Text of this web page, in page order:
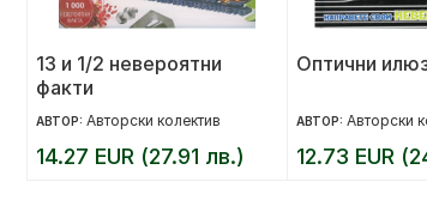
13 и 1/2 невероятни
факти
АВТОР: Авторски колектив
14.27 EUR (27.91 лв.)
Оптични
АВТОР:Авторски
12.73 EUR